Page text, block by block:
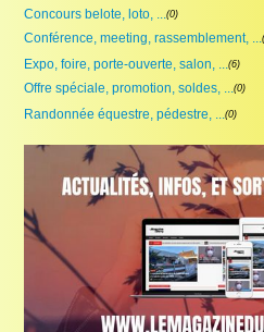
Concours belote, loto, ...(0)
Conférence, meeting, rassemblement, ...
Expo, foire, porte-ouverte, salon, ...(6)
Offre spéciale, promotion, soldes, ...(0)
Randonnée équestre, pédestre, ...(0)